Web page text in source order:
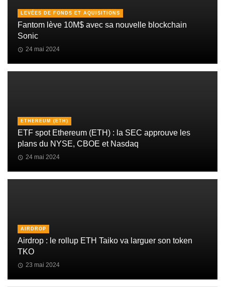
LEVÉES DE FONDS ET AQUISITIONS
Fantom lève 10M$ avec sa nouvelle blockchain
Sonic
24 mai 2024
ETHEREUM (ETH)
ETF spot Ethereum (ETH) : la SEC approuve les
plans du NYSE, CBOE et Nasdaq
24 mai 2024
AIRDROP
Airdrop : le rollup ETH Taiko va larguer son token
TKO
23 mai 2024